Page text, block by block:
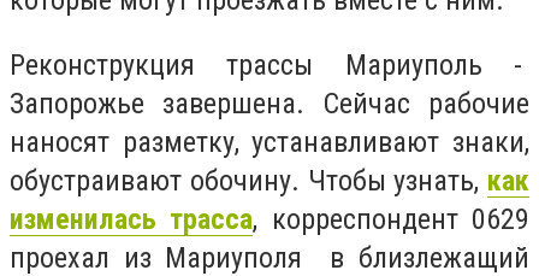
Реконструкция трассы Мариуполь -
Запорожье завершена. Сейчас рабочие
наносят разметку, устанавливают знаки,
обустраивают обочину. Чтобы узнать, как
изменилась трасса, корреспондент 0629
проехал из Мариуполя в близлежащий